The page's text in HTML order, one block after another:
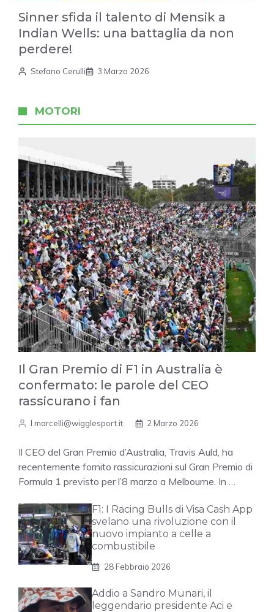
Sinner sfida il talento di Mensik a
Indian Wells: una battaglia da non
perdere!
Stefano Cerulli 3 Marzo 2026
MOTORI
Il Gran Premio di F1 in Australia è
confermato: le parole del CEO
rassicurano i fan
l.marcelli@wigglesport.it 2 Marzo 2026
Il CEO del Gran Premio d’Australia, Travis Auld, ha
recentemente fornito rassicurazioni sul Gran Premio di
Formula 1 previsto per l’8 marzo a Melbourne. In …
F1: I Racing Bulls di Visa Cash App
svelano una rivoluzione con il
nuovo impianto a celle a
combustibile
28 Febbraio 2026
Addio a Sandro Munari, il
leggendario presidente Aci e